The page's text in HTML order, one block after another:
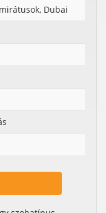
Dubai